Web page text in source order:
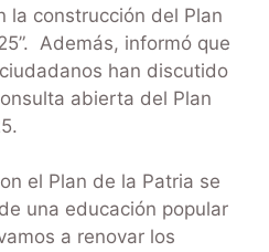
la construcción del Plan
Además, informó que
han discutido
abierta del Plan
el Plan de la Patria se
una educación popular
a renovar los